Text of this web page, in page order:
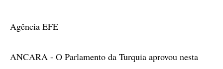
Agência EFE
ANCARA - O Parlamento da Turquia aprovou nesta